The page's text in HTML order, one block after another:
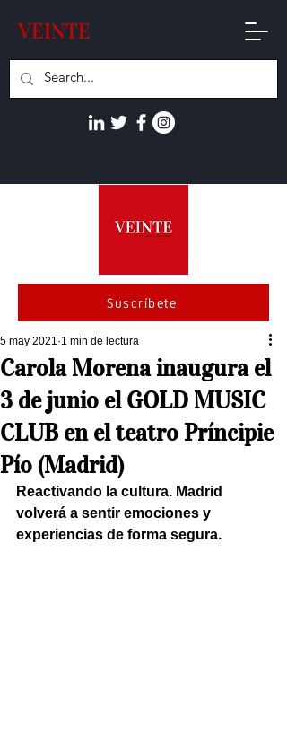
VEINTE
Suscríbete
Carola Morena inaugura el
3 de junio el GOLD MUSIC
CLUB en el teatro Príncipie
Pío (Madrid)
5 may 2021 1 min de lectura
Reactivando la cultura. Madrid
volverá a sentir emociones y
experiencias de forma segura.